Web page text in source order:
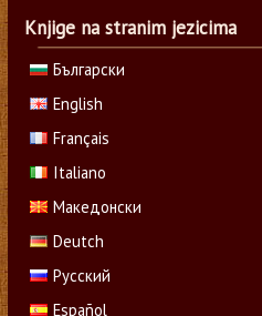
Knjige na stranim jezicima
Български
English
Français
Italiano
Македонски
Deutch
Русский
Español